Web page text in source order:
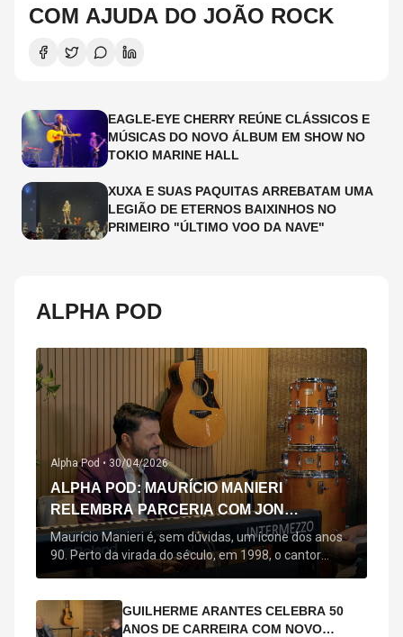
COM AJUDA DO JOÃO ROCK
EAGLE-EYE CHERRY REÚNE CLÁSSICOS E
MÚSICAS DO NOVO ÁLBUM EM SHOW NO
TOKIO MARINE HALL
XUXA E SUAS PAQUITAS ARREBATAM UMA
LEGIÃO DE ETERNOS BAIXINHOS NO
PRIMEIRO "ÚLTIMO VOO DA NAVE"
ALPHA POD
Alpha Pod • 30/04/2026
ALPHA POD: MAURÍCIO MANIERI
RELEMBRA PARCERIA COM JON
SECADA, ORIGEM DE "BEM QUERER" E
MAIS
Maurício Manieri é, sem dúvidas, um ícone dos anos
90. Perto da virada do século, em 1998, o cantor
estreou oficialmente com o seu primeiro disco, "A
acompanham até hoje, quase trinta anos mais tarde:
"Bem Querer" e "Minha Menina". Em 2026, o astro
GUILHERME ARANTES CELEBRA 50
ANOS DE CARREIRA COM NOVO